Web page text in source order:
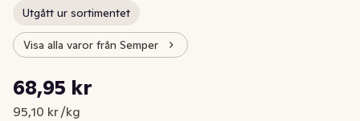
Utgått ur sortimentet
Visa alla varor från Semper
Nuvarande pris är: 68,95 kr
68,95 kr
95,10 kr /kg
Styckpris: 95,10 kr /kg